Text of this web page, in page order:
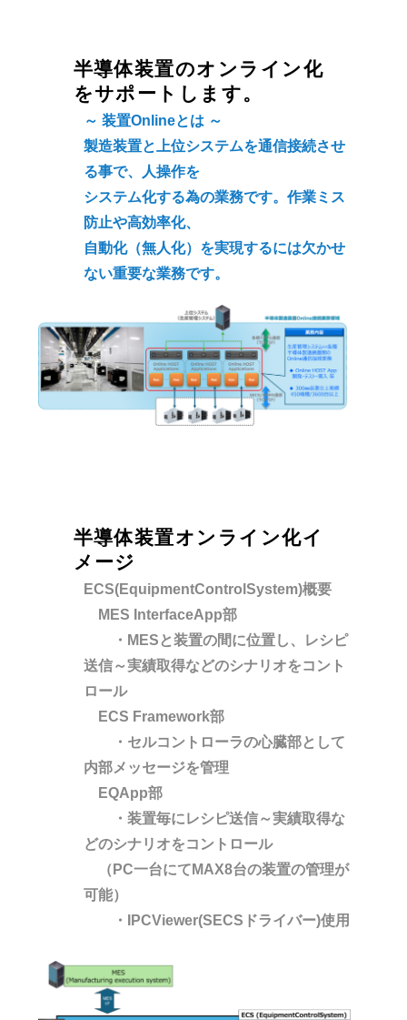
半導体装置のオンライン化
をサポートします。
～ 装置Onlineとは ～
製造装置と上位システムを通信接続させ
る事で、人操作を
システム化する為の業務です。作業ミス
防止や高効率化、
自動化（無人化）を実現するには欠かせ
ない重要な業務です。
半導体装置オンライン化イ
メージ
ECS(EquipmentControlSystem)概要
MES InterfaceApp部
・MESと装置の間に位置し、レシピ
送信～実績取得などのシナリオをコント
ロール
ECS Framework部
・セルコントローラの心臓部として
内部メッセージを管理
EQApp部
・装置毎にレシピ送信～実績取得な
どのシナリオをコントロール
（PC一台にてMAX8台の装置の管理が
可能）
・IPCViewer(SECSドライバー)使用